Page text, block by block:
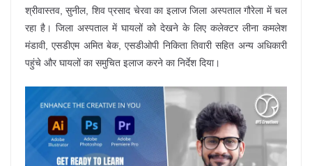
श्रीवास्तव, सुनील, शिव प्रसाद चेरवा का इलाज जिला अस्पताल गौरेला में चल
रहा है। जिला अस्पताल में घायलों को देखने के लिए कलेक्टर लीना कमलेश
मंडावी, एसडीएम अमित बेक, एसडीओपी निकिता तिवारी सहित अन्य अधिकारी
पहुंचे और घायलों का समुचित इलाज करने का निर्देश दिया।